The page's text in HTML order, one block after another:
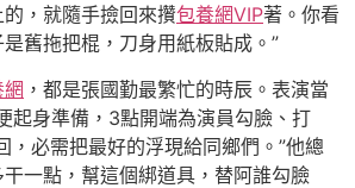
，就隨手撿回來攢包養網VIP著。你看
舊拖把棍，刀身用紙板貼成。”
，都是張國勤最繁忙的時辰。表演當
起身準備，3點開端為演員勾臉、打
，必需把最好的浮現給同鄉們。”他總
一點，幫這個綁道具，替阿誰勾臉